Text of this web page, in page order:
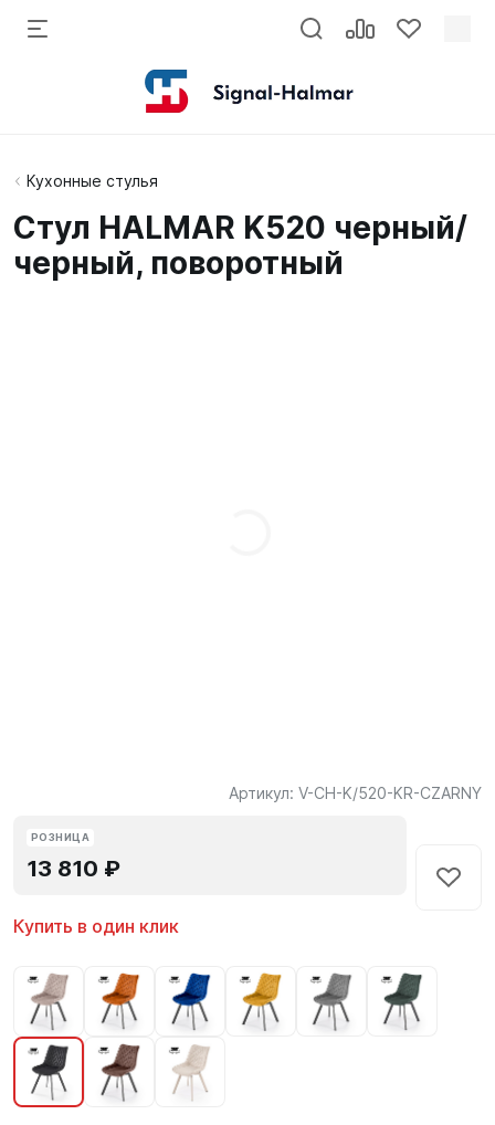
Кухонные стулья
Стул HALMAR K520 черный/
черный, поворотный
Артикул: V-CH-K/520-KR-CZARNY
РОЗНИЦА
13 810 ₽
Купить в один клик